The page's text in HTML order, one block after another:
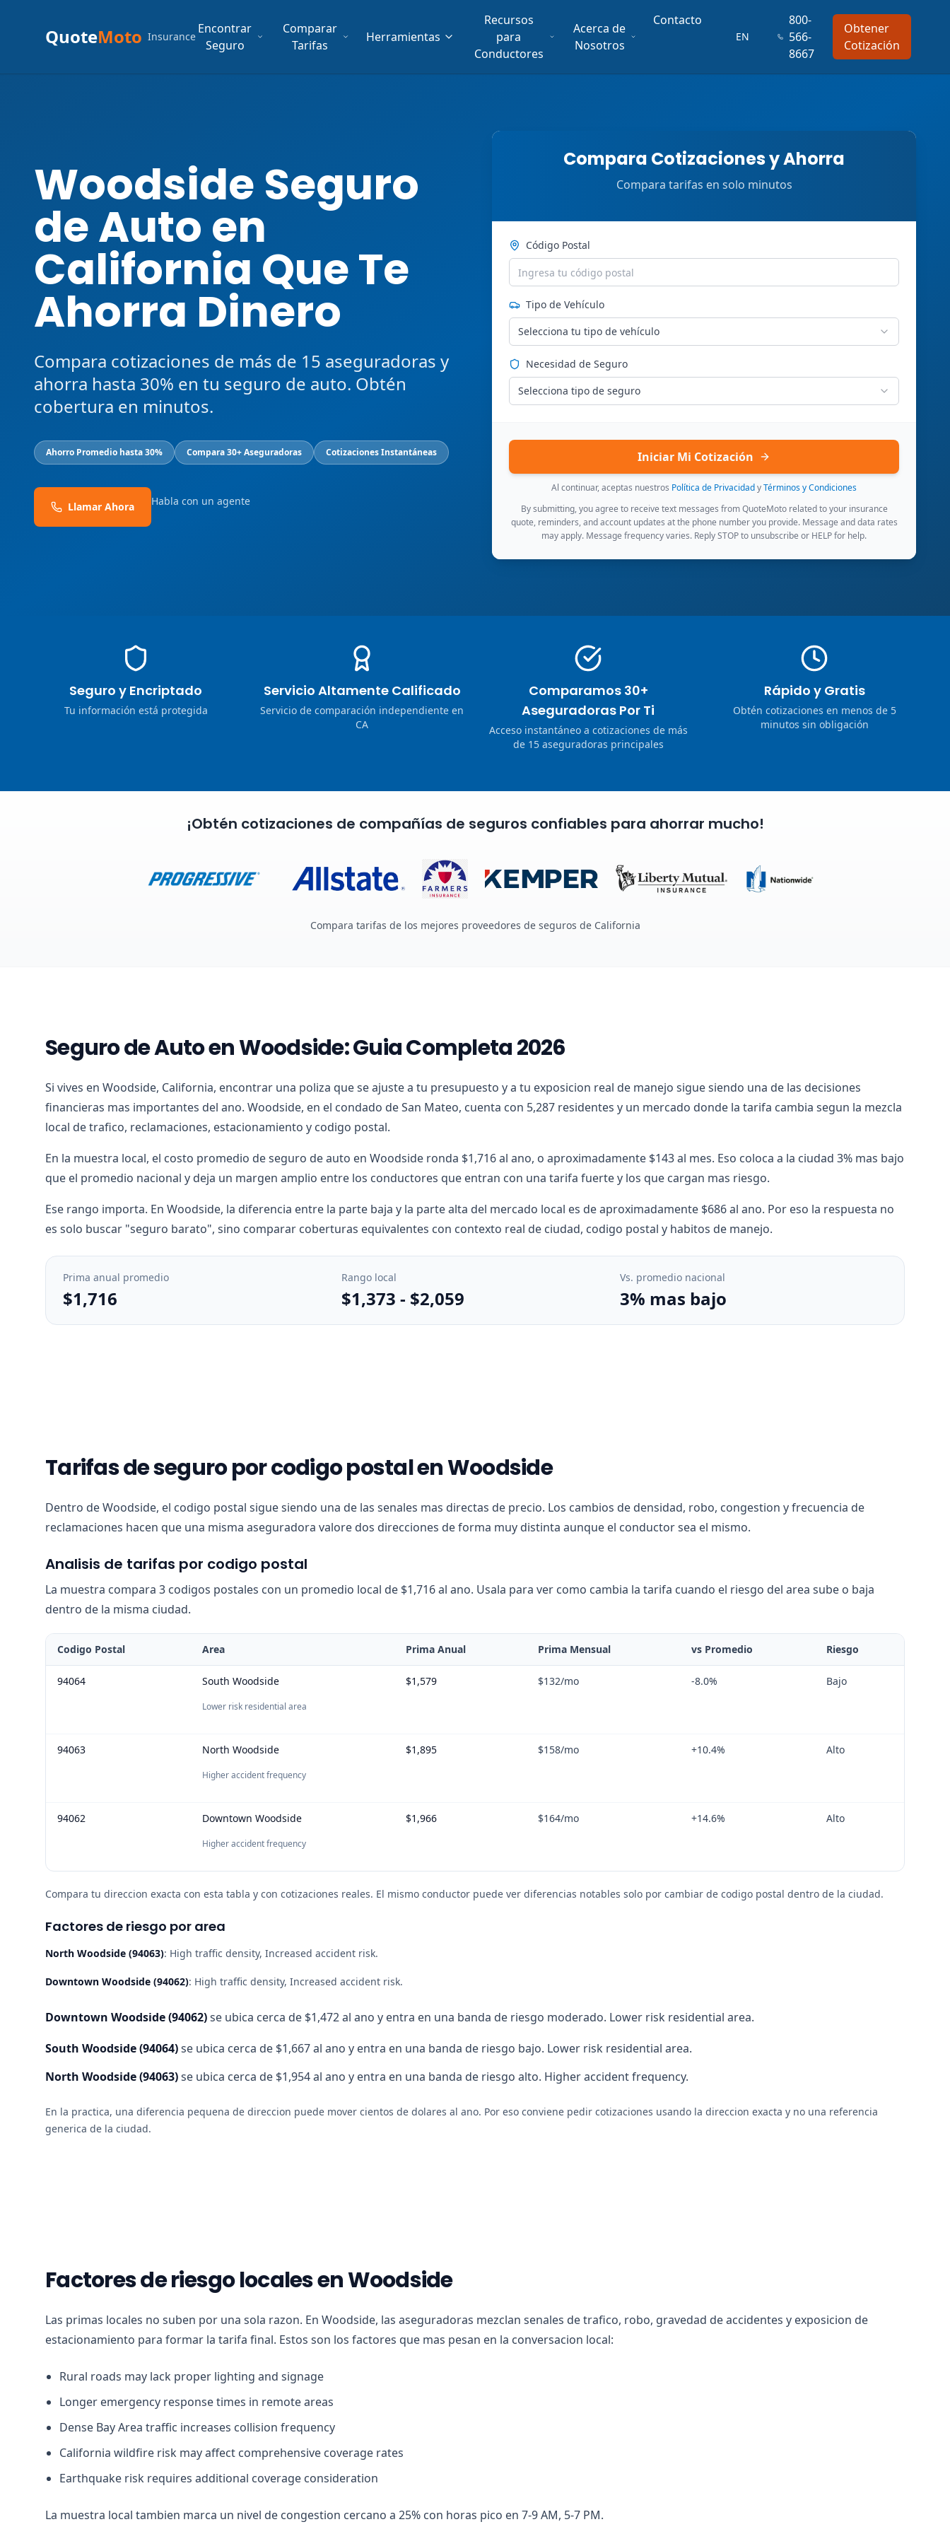
QuoteMoto Insurance
Encontrar
Seguro
Comparar
Tarifas
Herramientas
Recursos
para
Conductores
Acerca de
Nosotros
Contacto
EN
800-
566-
8667
Obtener
Cotización
Woodside Seguro
de Auto en
California Que Te
Ahorra Dinero
Compara cotizaciones de más de 15 aseguradoras y
ahorra hasta 30% en tu seguro de auto. Obtén
cobertura en minutos.
Ahorro Promedio hasta 30% Compara 30+ Aseguradoras Cotizaciones Instantáneas
Llamar Ahora Habla con un agente
Compara Cotizaciones y Ahorra
Compara tarifas en solo minutos
Código Postal
Tipo de Vehículo
Selecciona tu tipo de vehículo
Necesidad de Seguro
Selecciona tipo de seguro
Iniciar Mi Cotización
Al continuar, aceptas nuestros Política de PrivacidadyTérminos y Condiciones
By submitting, you agree to receive text messages from QuoteMoto related to your insurance
quote, reminders, and account updates at the phone number you provide. Message and data rates
may apply. Message frequency varies. Reply STOP to unsubscribe or HELP for help.
Seguro y Encriptado
Tu información está protegida
Servicio Altamente Calificado
Servicio de comparación independiente en
CA
Comparamos 30+
Aseguradoras Por Ti
Acceso instantáneo a cotizaciones de más
de 15 aseguradoras principales
Rápido y Gratis
Obtén cotizaciones en menos de 5
minutos sin obligación
¡Obtén cotizaciones de compañías de seguros confiables para ahorrar mucho!
Compara tarifas de los mejores proveedores de seguros de California
Seguro de Auto en Woodside: Guia Completa 2026
Si vives en Woodside, California, encontrar una poliza que se ajuste a tu presupuesto y a tu exposicion real de manejo sigue siendo una de las decisiones
financieras mas importantes del ano. Woodside, en el condado de San Mateo, cuenta con 5,287 residentes y un mercado donde la tarifa cambia segun la mezcla
local de trafico, reclamaciones, estacionamiento y codigo postal.
En la muestra local, el costo promedio de seguro de auto en Woodside ronda $1,716 al ano, o aproximadamente $143 al mes. Eso coloca a la ciudad 3% mas bajo
que el promedio nacional y deja un margen amplio entre los conductores que entran con una tarifa fuerte y los que cargan mas riesgo.
Ese rango importa. En Woodside, la diferencia entre la parte baja y la parte alta del mercado local es de aproximadamente $686 al ano. Por eso la respuesta no
es solo buscar "seguro barato", sino comparar coberturas equivalentes con contexto real de ciudad, codigo postal y habitos de manejo.
Prima anual promedio
$1,716
Rango local
$1,373 - $2,059
Vs. promedio nacional
3% mas bajo
Tarifas de seguro por codigo postal en Woodside
Dentro de Woodside, el codigo postal sigue siendo una de las senales mas directas de precio. Los cambios de densidad, robo, congestion y frecuencia de
reclamaciones hacen que una misma aseguradora valore dos direcciones de forma muy distinta aunque el conductor sea el mismo.
Analisis de tarifas por codigo postal
La muestra compara 3 codigos postales con un promedio local de $1,716 al ano. Usala para ver como cambia la tarifa cuando el riesgo del area sube o baja
dentro de la misma ciudad.
Codigo Postal Area Prima Anual Prima Mensual vs Promedio Riesgo
94064 South Woodside
Lower risk residential area
$1,579 $132/mo -8.0% Bajo
94063 North Woodside
Higher accident frequency
$1,895 $158/mo +10.4% Alto
94062 Downtown Woodside
Higher accident frequency
$1,966 $164/mo +14.6% Alto
Compara tu direccion exacta con esta tabla y con cotizaciones reales. El mismo conductor puede ver diferencias notables solo por cambiar de codigo postal dentro de la ciudad.
Factores de riesgo por area
North Woodside (94063): High traffic density, Increased accident risk.
Downtown Woodside (94062): High traffic density, Increased accident risk.
Downtown Woodside(94062)se ubica cerca de $1,472 al ano y entra en una banda de riesgo moderado. Lower risk residential area.
South Woodside(94064)se ubica cerca de $1,667 al ano y entra en una banda de riesgo bajo. Lower risk residential area.
North Woodside(94063)se ubica cerca de $1,954 al ano y entra en una banda de riesgo alto. Higher accident frequency.
En la practica, una diferencia pequena de direccion puede mover cientos de dolares al ano. Por eso conviene pedir cotizaciones usando la direccion exacta y no una referencia
generica de la ciudad.
Factores de riesgo locales en Woodside
Las primas locales no suben por una sola razon. En Woodside, las aseguradoras mezclan senales de trafico, robo, gravedad de accidentes y exposicion de
estacionamiento para formar la tarifa final. Estos son los factores que mas pesan en la conversacion local:
Rural roads may lack proper lighting and signage
Longer emergency response times in remote areas
Dense Bay Area traffic increases collision frequency
California wildfire risk may affect comprehensive coverage rates
Earthquake risk requires additional coverage consideration
La muestra local tambien marca un nivel de congestion cercano a 25% con horas pico en 7-9 AM, 5-7 PM.